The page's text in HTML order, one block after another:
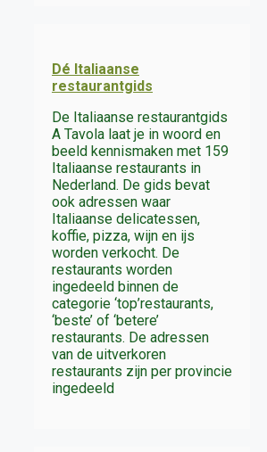
Dé Italiaanse
restaurantgids
De Italiaanse restaurantgids
A Tavola laat je in woord en
beeld kennismaken met 159
Italiaanse restaurants in
Nederland. De gids bevat
ook adressen waar
Italiaanse delicatessen,
koffie, pizza, wijn en ijs
worden verkocht. De
restaurants worden
ingedeeld binnen de
categorie ‘top’restaurants,
‘beste’ of ‘betere’
restaurants. De adressen
van de uitverkoren
restaurants zijn per provincie
ingedeeld